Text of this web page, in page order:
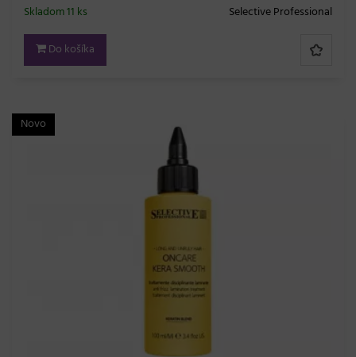
Selective Professional
Skladom 11 ks
Do košíka
Novo